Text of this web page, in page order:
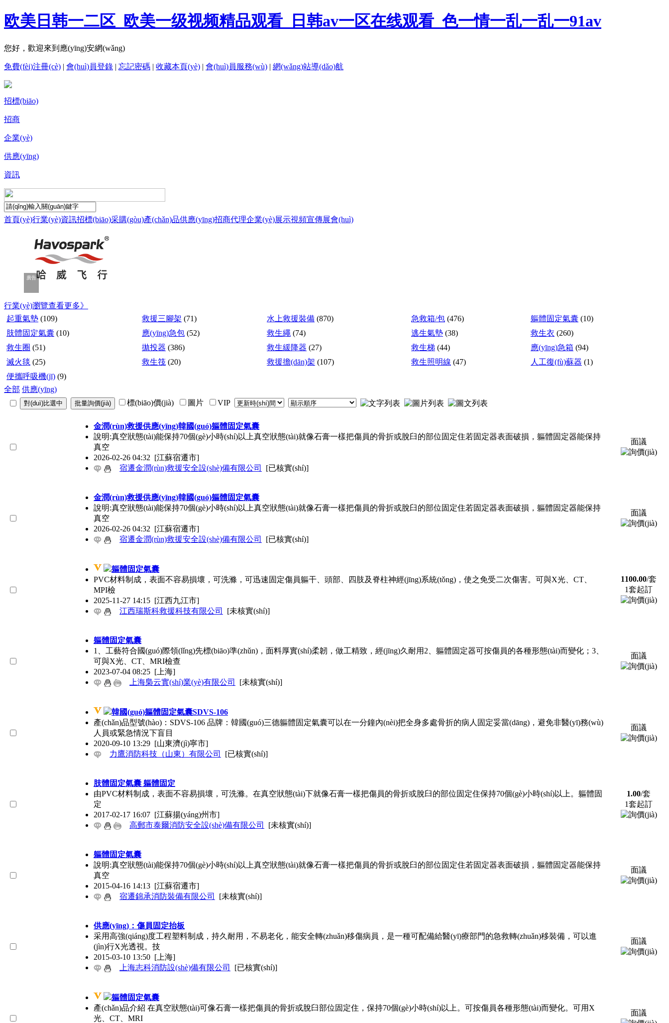
欧美日韩一二区_欧美一级视频精品观看_日韩av一区在线观看_色一情一乱一乱一91av
您好，歡迎來到應(yīng)安網(wǎng)
免費(fèi)注冊(cè) | 會(huì)員登錄 | 忘記密碼 | 收藏本頁(yè) | 會(huì)員服務(wù) | 網(wǎng)站導(dǎo)航
招標(biāo)
招商
企業(yè)
供應(yīng)
資訊
首頁(yè)行業(yè)資訊招標(biāo)采購(gòu)產(chǎn)品供應(yīng)招商代理企業(yè)展示視頻宣傳展會(huì)
廣告
廣告
行業(yè)瀏覽查看更多》
起重氣墊 (109) 救援三腳架 (71) 水上救援裝備 (870) 急救箱/包 (476) 軀體固定氣囊 (10)
肢體固定氣囊 (10) 應(yīng)急包 (52) 救生繩 (74) 逃生氣墊 (38) 救生衣 (260)
救生圈 (51) 拋投器 (386) 救生緩降器 (27) 救生梯 (44) 應(yīng)急箱 (94)
滅火毯 (25) 救生筏 (20) 救援擔(dān)架 (107) 救生照明線 (47) 人工復(fù)蘇器 (1)
便攜呼吸機(jī) (9)
全部 供應(yīng)
標(biāo)價(jià)
圖片 VIP
金潤(rùn)救援供應(yīng)韓國(guó)軀體固定氣囊
說明:真空狀態(tài)能保持70個(gè)小時(shí)以上真空狀態(tài)就像石膏一樣把傷員的骨折或脫臼的部位固定住若固定器表面破損，軀體固定器能保持
真空
2026-02-26 04:32 [江蘇宿遷市]
宿遷金潤(rùn)救援安全設(shè)備有限公司
[已核實(shí)]
面議
金潤(rùn)救援供應(yīng)韓國(guó)軀體固定氣囊
說明:真空狀態(tài)能保持70個(gè)小時(shí)以上真空狀態(tài)就像石膏一樣把傷員的骨折或脫臼的部位固定住若固定器表面破損，軀體固定器能保持
真空
2026-02-26 04:32 [江蘇宿遷市]
宿遷金潤(rùn)救援安全設(shè)備有限公司
[已核實(shí)]
面議
軀體固定氣囊
PVC材料制成，表面不容易損壞，可洗滌，可迅速固定傷員軀干、頭部、四肢及脊柱神經(jīng)系統(tǒng)，使之免受二次傷害。可與X光、CT、
MPI檢
2025-11-27 14:15 [江西九江市]
江西瑞斯科救援科技有限公司
[未核實(shí)]
1100.00/套
1套起訂
軀體固定氣囊
1、工藝符合國(guó)際領(lǐng)先標(biāo)準(zhǔn)，面料厚實(shí)柔韌，做工精致，經(jīng)久耐用2、軀體固定器可按傷員的各種形態(tài)而變化；3、
可與X光、CT、MRI檢查
2023-07-04 08:25 [上海]
上海梟云實(shí)業(yè)有限公司
[未核實(shí)]
面議
韓國(guó)軀體固定氣囊SDVS-106
產(chǎn)品型號(hào)：SDVS-106 品牌：韓國(guó)三德軀體固定氣囊可以在一分鐘內(nèi)把全身多處骨折的病人固定妥當(dāng)，避免非醫(yī)務(wù)
人員或緊急情況下盲目
2020-09-10 13:29 [山東濟(jì)寧市]
力鷹消防科技（山東）有限公司
[已核實(shí)]
面議
肢體固定氣囊 軀體固定
由PVC材料制成，表面不容易損壞，可洗滌。在真空狀態(tài)下就像石膏一樣把傷員的骨折或脫臼的部位固定住保持70個(gè)小時(shí)以上。軀體固
定
2017-02-17 16:07 [江蘇揚(yáng)州市]
高郵市泰爾消防安全設(shè)備有限公司
[未核實(shí)]
1.00/套
1套起訂
軀體固定氣囊
說明:真空狀態(tài)能保持70個(gè)小時(shí)以上真空狀態(tài)就像石膏一樣把傷員的骨折或脫臼的部位固定住若固定器表面破損，軀體固定器能保持
真空
2015-04-16 14:13 [江蘇宿遷市]
宿遷錦承消防裝備有限公司
[未核實(shí)]
面議
供應(yīng)：傷員固定抬板
采用高強(qiáng)度工程塑料制成，持久耐用，不易老化，能安全轉(zhuǎn)移傷病員，是一種可配備給醫(yī)療部門的急救轉(zhuǎn)移裝備，可以進
(jìn)行X光透視。技
2015-03-10 13:50 [上海]
上海志科消防設(shè)備有限公司
[已核實(shí)]
面議
軀體固定氣囊
產(chǎn)品介紹 在真空狀態(tài)可像石膏一樣把傷員的骨折或脫臼部位固定住，保持70個(gè)小時(shí)以上。可按傷員各種形態(tài)而變化。可用X
光、CT、MRI
面議